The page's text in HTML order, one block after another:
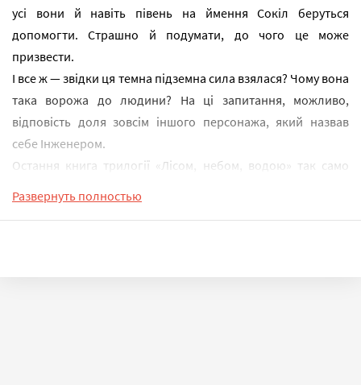
усі вони й навіть півень на ймення Сокіл беруться
допомогти. Страшно й подумати, до чого це може
призвести.
І все ж — звідки ця темна підземна сила взялася? Чому вона
така ворожа до людини? На ці запитання, можливо,
відповість доля зовсім іншого персонажа, який назвав
себе Інженером.
Остання книга трилогії «Лісом, небом, водою» так само
Развернуть полностью